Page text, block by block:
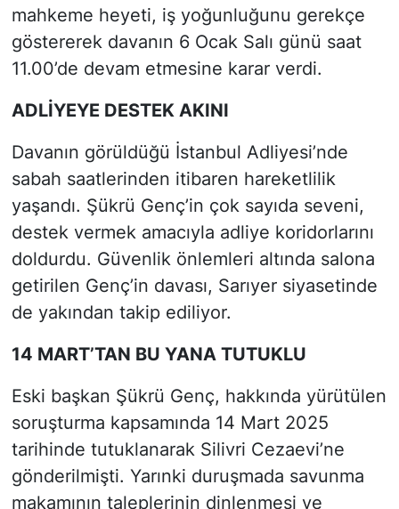
mahkeme heyeti, iş yoğunluğunu gerekçe
göstererek davanın 6 Ocak Salı günü saat
11.00’de devam etmesine karar verdi.
ADLİYEYE DESTEK AKINI
Davanın görüldüğü İstanbul Adliyesi’nde
sabah saatlerinden itibaren hareketlilik
yaşandı. Şükrü Genç’in çok sayıda seveni,
destek vermek amacıyla adliye koridorlarını
doldurdu. Güvenlik önlemleri altında salona
getirilen Genç’in davası, Sarıyer siyasetinde
de yakından takip ediliyor.
14 MART’TAN BU YANA TUTUKLU
Eski başkan Şükrü Genç, hakkında yürütülen
soruşturma kapsamında 14 Mart 2025
tarihinde tutuklanarak Silivri Cezaevi’ne
gönderilmişti. Yarınki duruşmada savunma
makamının taleplerinin dinlenmesi ve
YAŞAM